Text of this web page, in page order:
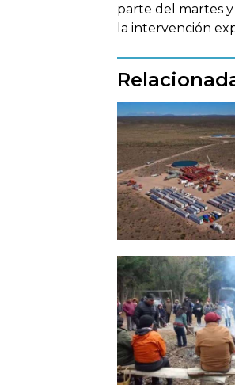
parte del martes
la intervención